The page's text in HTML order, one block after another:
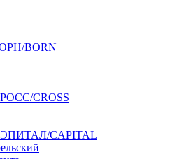
BORN
CROSS
КЭПИТАЛ/CAPITAL